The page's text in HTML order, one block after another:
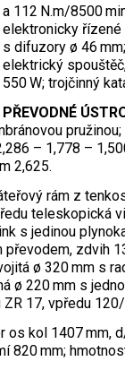
a 112 N.m/8500
elektronicky řízené
s difuzory ø 46
elektrický
550 W; trojčinný
PŘEVODNÉ
– 1,778 –
2,625.
rám z
teleskopická
s jedinou
zdvih
ø 320 mm s
ø 220 mm s
17, vpředu
os kol 1407 mm,
820 mm;